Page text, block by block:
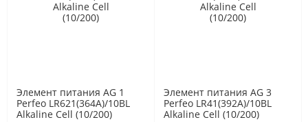
Элемент питания AG 1
Perfeo LR621(364A)/10BL
Alkaline Cell (10/200)
Элемент питания AG 3
Perfeo LR41(392A)/10BL
Alkaline Cell (10/200)